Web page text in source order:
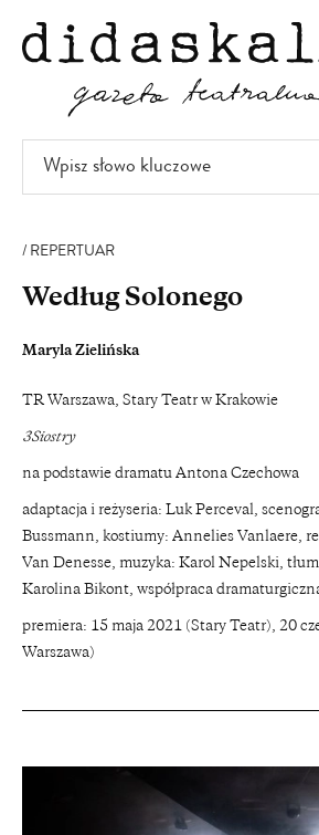
DO
TREŚCI
Wpisz
słowo
REPERTUAR
Według Solonego
Maryla Zielińska
TR Warszawa, Stary Teatr w Krakowie
3Siostry
na podstawie dramatu Antona Czechowa
adaptacja i reżyseria: Luk Perceval,
Bussmann, kostiumy: Annelies Vanlaere,
Van Denesse, muzyka: Karol Nepelski,
Karolina Bikont, współpraca
premiera: 15 maja 2021 (Stary Teatr), 20
Warszawa)